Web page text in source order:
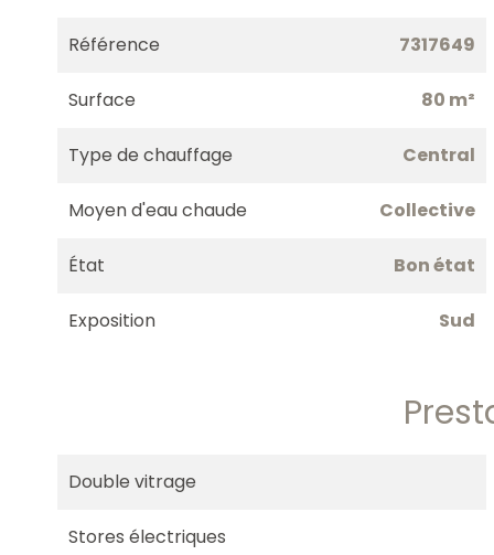
Référence 7317649
Surface 80 m²
Type de chauffage Central
Moyen d'eau chaude Collective
État Bon état
Exposition Sud
Double vitrage
Stores électriques